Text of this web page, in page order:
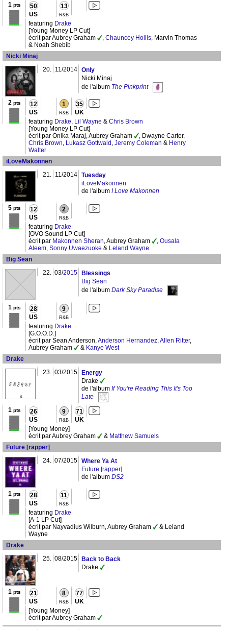
1 pts 50
US
13
R&B
featuring Drake
[Young Money LP Cut]
écrit par Aubrey Graham
Chauncey Hollis , Marvin Thomas
& Noah Shebib
Nicki Minaj
20.
11/2014
Only
Nicki Minaj
de l'album The Pinkprint
2 pts 12
US
1
R&B
35
UK
featuring Drake Lil Wayne & Chris Brown
[Young Money LP Cut]
écrit par Onika Maraj, Aubrey Graham
, Dwayne Carter,
Chris Brown Lukasz Gottwald Jeremy Coleman & Henry
Walter
iLoveMakonnen
21.
11/2014
Tuesday
iLoveMakonnen
de l'album I Love Makonnen
5pts 12
US
2
R&B
featuring Drake
[OVO Sound LP Cut]
écrit par Makonnen Sheran , Aubrey Graham
Ousala
Aleem Sonny Uwaezuoke & Leland Wayne
Big Sean
22.
03/2015 Blessings
Big Sean
de l'album Dark Sky Paradise
1 pts 28
US
9
R&B
featuring Drake
[G.O.O.D.]
écrit par Sean Anderson, Anderson Hernandez Allen Ritter,
Aubrey Graham
& Kanye West
Drake
23.
03/2015 Energy
Drake
de l'album If You're Reading This It's Too
Late
1 pts 26
US
9
R&B
71
UK
[Young Money]
écrit par Aubrey Graham
& Matthew Samuels
Future [rapper]
24.
07/2015 Where Ya At
Future [rapper]
de l'album DS2
1 pts 28
US
11
R&B
featuring Drake
[A-1 LP Cut]
écrit par Nayvadius Wilburn, Aubrey Graham
& Leland
Wayne
Drake
25.
08/2015 Back to Back
Drake
1 pts 21
US
8
R&B
77
UK
[Young Money]
écrit par Aubrey Graham